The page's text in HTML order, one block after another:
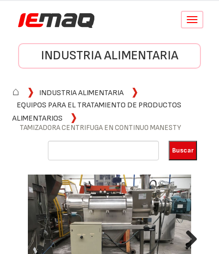
Conmutar
INDUSTRIA ALIMENTARIA
⌂
INDUSTRIA ALIMENTARIA
EQUIPOS PARA EL TRATAMIENTO DE PRODUCTOS
ALIMENTARIOS
TAMIZADORA CENTRIFUGA EN CONTINUO MANESTY